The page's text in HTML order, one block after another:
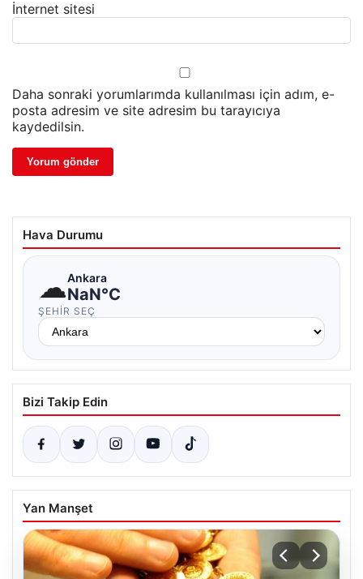
İnternet sitesi
Daha sonraki yorumlarımda kullanılması için adım, e-
posta adresim ve site adresim bu tarayıcıya
kaydedilsin.
Hava Durumu
☁Ankara
NaN°C
ŞEHIR SEÇ
Bizi Takip Edin
Yan Manşet